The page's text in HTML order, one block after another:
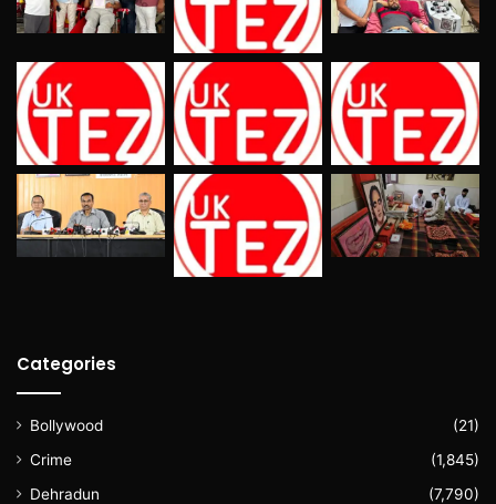
Categories
Bollywood
(21)
Crime
(1,845)
Dehradun
(7,790)